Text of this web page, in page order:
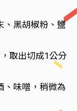
、黑胡椒粉、鹽
取出切成1公分
、味噌，稍微為